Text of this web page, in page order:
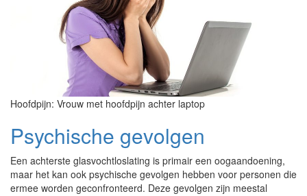
Hoofdpijn: Vrouw met hoofdpijn achter laptop
Psychische gevolgen
Een achterste glasvochtloslating is primair een oogaandoening,
maar het kan ook psychische gevolgen hebben voor personen die
ermee worden geconfronteerd. Deze gevolgen zijn meestal